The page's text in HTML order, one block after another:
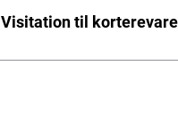
Visitation til